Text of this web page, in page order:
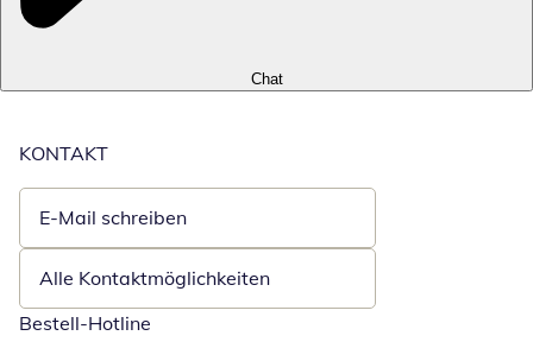
Chat
KONTAKT
E-Mail schreiben
Öffnet E-Mail-Client
Alle Kontaktmöglichkeiten
Bestell-Hotline